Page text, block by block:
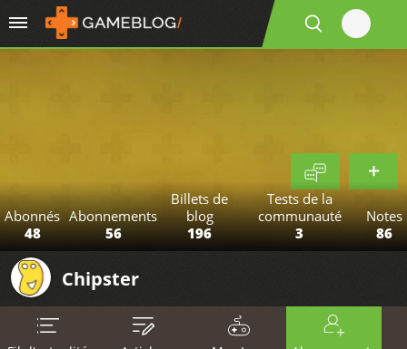
Abonnés
48
Abonnements
56
Billets de
blog
196
Tests de la
communauté
3
Notes
86
Chipster